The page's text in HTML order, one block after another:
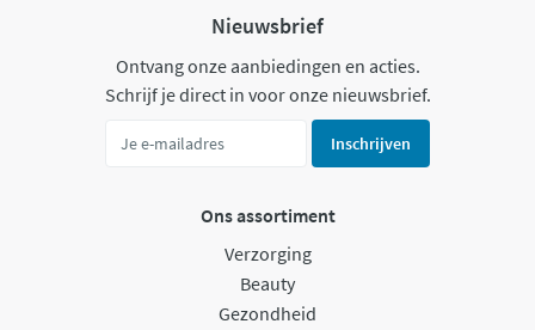
Nieuwsbrief
Ontvang onze aanbiedingen en acties.
Schrijf je direct in voor onze nieuwsbrief.
Inschrijven
Ons assortiment
Verzorging
Beauty
Gezondheid